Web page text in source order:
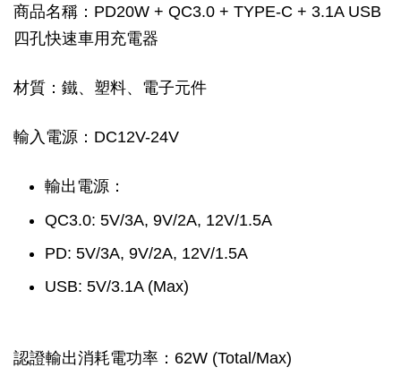
商品名稱：PD20W + QC3.0 + TYPE-C + 3.1A USB
四孔快速車用充電器
材質：鐵、塑料、電子元件
輸入電源：DC12V-24V
輸出電源：
QC3.0: 5V/3A, 9V/2A, 12V/1.5A
PD: 5V/3A, 9V/2A, 12V/1.5A
USB: 5V/3.1A (Max)
認證輸出消耗電功率：62W (Total/Max)